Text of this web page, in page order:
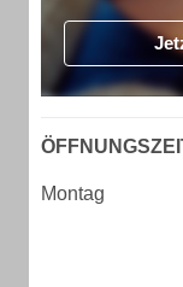
Montag